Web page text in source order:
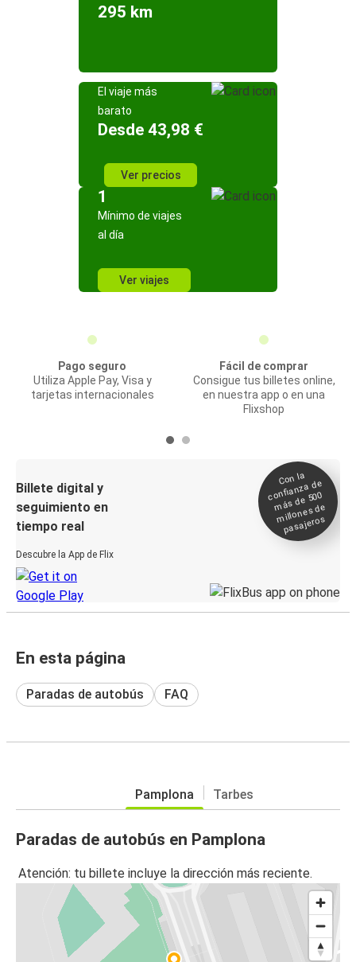
295 km
El viaje más
barato
Desde 43,98 €
Ver precios
1
Mínimo de viajes
al día
Ver viajes
Pago seguro
Utiliza Apple Pay, Visa y
tarjetas internacionales
Fácil de comprar
Consigue tus billetes online,
en nuestra app o en una
Flixshop
Billete digital y
seguimiento en
tiempo real
Descubre la App de Flix
Con la
confianza de
más de 500
millones de
pasajeros
En esta página
Paradas de autobús FAQ
Pamplona Tarbes
Paradas de autobús en Pamplona
Atención: tu billete incluye la dirección más reciente.